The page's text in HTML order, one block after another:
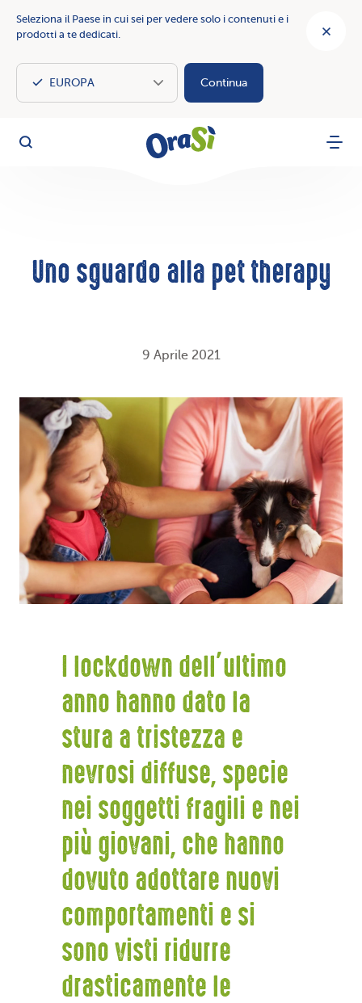
Seleziona il Paese in cui sei per vedere solo i contenuti e i
prodotti a te dedicati.
Continua
OraSì
Cerca Menu
Uno sguardo alla pet therapy
9 Aprile 2021
I lockdown dell’ultimo
anno hanno dato la
stura a tristezza e
nevrosi diffuse, specie
nei soggetti fragili e nei
più giovani, che hanno
dovuto adottare nuovi
comportamenti e si
sono visti ridurre
drasticamente le